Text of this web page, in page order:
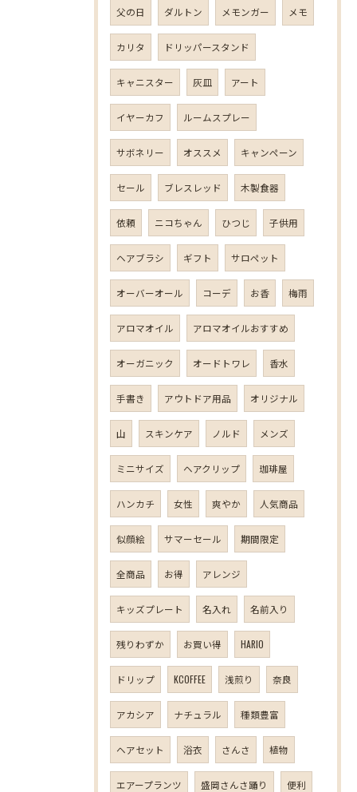
父の日 ダルトン メモンガー メモ
カリタ ドリッパースタンド
キャニスター 灰皿 アート
イヤーカフ ルームスプレー
サボネリー オススメ キャンペーン
セール ブレスレッド 木製食器
依頼 ニコちゃん ひつじ 子供用
ヘアブラシ ギフト サロペット
オーバーオール コーデ お香 梅雨
アロマオイル アロマオイルおすすめ
オーガニック オードトワレ 香水
手書き アウトドア用品 オリジナル
山 スキンケア ノルド メンズ
ミニサイズ ヘアクリップ 珈琲屋
ハンカチ 女性 爽やか 人気商品
似顔絵 サマーセール 期間限定
全商品 お得 アレンジ
キッズプレート 名入れ 名前入り
残りわずか お買い得 HARIO
ドリップ KCOFFEE 浅煎り 奈良
アカシア ナチュラル 種類豊富
ヘアセット 浴衣 さんさ 植物
エアープランツ 盛岡さんさ踊り 便利